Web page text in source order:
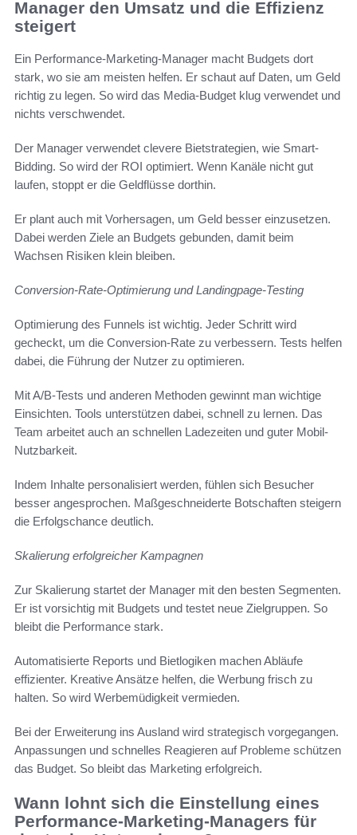
Manager den Umsatz und die Effizienz
steigert
Ein Performance-Marketing-Manager macht Budgets dort
stark, wo sie am meisten helfen. Er schaut auf Daten, um Geld
richtig zu legen. So wird das Media-Budget klug verwendet und
nichts verschwendet.
Der Manager verwendet clevere Bietstrategien, wie Smart-
Bidding. So wird der ROI optimiert. Wenn Kanäle nicht gut
laufen, stoppt er die Geldflüsse dorthin.
Er plant auch mit Vorhersagen, um Geld besser einzusetzen.
Dabei werden Ziele an Budgets gebunden, damit beim
Wachsen Risiken klein bleiben.
Conversion-Rate-Optimierung und Landingpage-Testing
Optimierung des Funnels ist wichtig. Jeder Schritt wird
gecheckt, um die Conversion-Rate zu verbessern. Tests helfen
dabei, die Führung der Nutzer zu optimieren.
Mit A/B-Tests und anderen Methoden gewinnt man wichtige
Einsichten. Tools unterstützen dabei, schnell zu lernen. Das
Team arbeitet auch an schnellen Ladezeiten und guter Mobil-
Nutzbarkeit.
Indem Inhalte personalisiert werden, fühlen sich Besucher
besser angesprochen. Maßgeschneiderte Botschaften steigern
die Erfolgschance deutlich.
Skalierung erfolgreicher Kampagnen
Zur Skalierung startet der Manager mit den besten Segmenten.
Er ist vorsichtig mit Budgets und testet neue Zielgruppen. So
bleibt die Performance stark.
Automatisierte Reports und Bietlogiken machen Abläufe
effizienter. Kreative Ansätze helfen, die Werbung frisch zu
halten. So wird Werbemüdigkeit vermieden.
Bei der Erweiterung ins Ausland wird strategisch vorgegangen.
Anpassungen und schnelles Reagieren auf Probleme schützen
das Budget. So bleibt das Marketing erfolgreich.
Wann lohnt sich die Einstellung eines
Performance-Marketing-Managers für